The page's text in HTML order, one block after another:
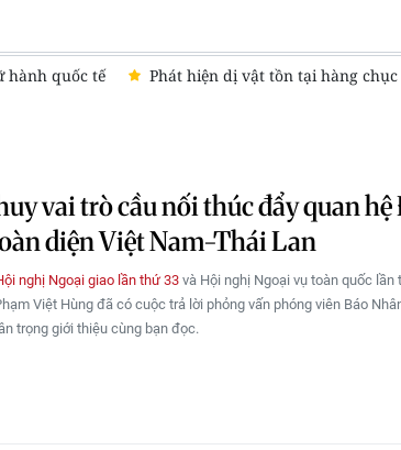
hành quốc tế Phát hiện dị vật tồn tại hàng
vai trò cầu nối thúc đẩy quan
diện Việt Nam-Thái Lan
nghị Ngoại giao lần thứ 33 và Hội nghị Ngoại vụ toàn quốc
Việt Hùng đã có cuộc trả lời phỏng vấn phóng viên Báo
trọng giới thiệu cùng bạn đọc.